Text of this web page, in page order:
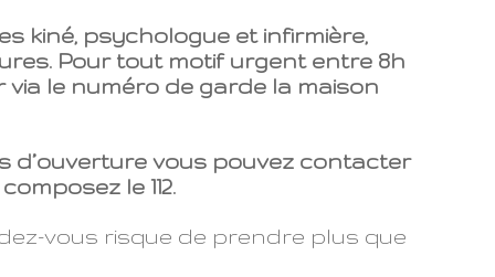
kiné, psychologue et infirmière,
Pour tout motif urgent entre 8h
via le numéro de garde la maison
d’ouverture vous pouvez contacter
le 112.
vous risque de prendre plus que